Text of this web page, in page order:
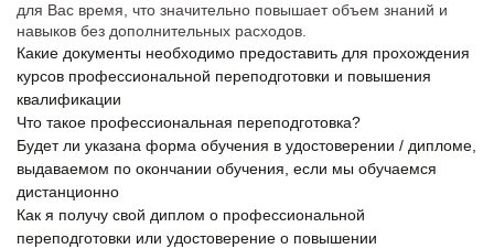
для Вас время, что значительно повышает объем знаний и
навыков без дополнительных расходов.
Какие документы необходимо предоставить для прохождения
курсов профессиональной переподготовки и повышения
квалификации
Что такое профессиональная переподготовка?
Будет ли указана форма обучения в удостоверении / дипломе,
выдаваемом по окончании обучения, если мы обучаемся
дистанционно
Как я получу свой диплом о профессиональной
переподготовки или удостоверение о повышении